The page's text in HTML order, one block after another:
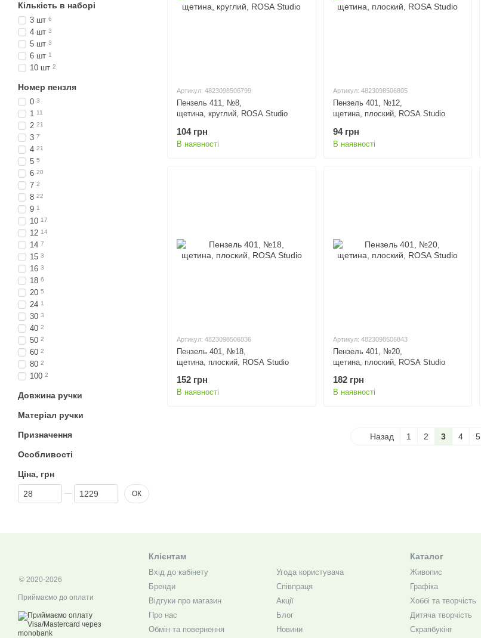
Артикул: 4823098506799
Пензель 411, №8,
щетина, круглий, ROSA Studio
104 грн
В наявності
Артикул: 4823098506805
Пензель 401, №12,
щетина, плоский, ROSA Studio
94 грн
В наявності
Артикул: 4823098506836
Пензель 401, №18,
щетина, плоский, ROSA Studio
152 грн
В наявності
Артикул: 4823098506843
Пензель 401, №20,
щетина, плоский, ROSA Studio
182 грн
В наявності
Назад 1 2 3 4 5
Кількість в наборі
3 шт 6
4 шт 3
5 шт 3
6 шт 1
10 шт 2
Номер пензля
0 3
1 11
2 21
3 7
4 21
5 5
6 20
7 2
8 22
9 1
10 17
12 14
14 7
15 3
16 3
18 6
20 5
24 1
30 3
40 2
50 2
60 2
80 2
100 2
Довжина ручки
Матеріал ручки
Призначення
Особливості
Ціна, грн
Від Ціна, грн
До Ціна, грн ОК
© 2020-2026
Приймаємо до оплати
Клієнтам
Вхід до кабінету
Бренди
Відгуки про магазин
Про нас
Обмін та повернення
Угода користувача
Співпраця
Акції
Блог
Новини
Каталог
Живопис
Графіка
Хоббі та творчість
Дитяча творчість
Скрапбукінг